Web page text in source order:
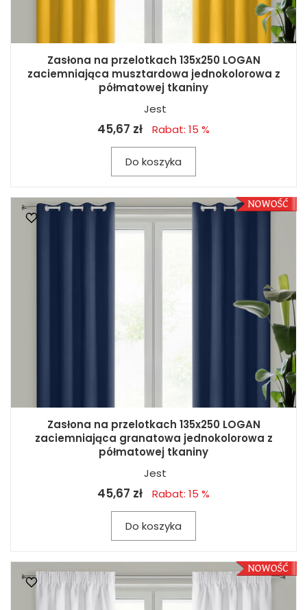
Zasłona na przelotkach 135x250 LOGAN
zaciemniająca musztardowa jednokolorowa z
półmatowej tkaniny
Jest
45,67 zł Rabat: 15 %
Do koszyka
Zasłona na przelotkach 135x250 LOGAN
zaciemniająca granatowa jednokolorowa z
półmatowej tkaniny
Jest
45,67 zł Rabat: 15 %
Do koszyka